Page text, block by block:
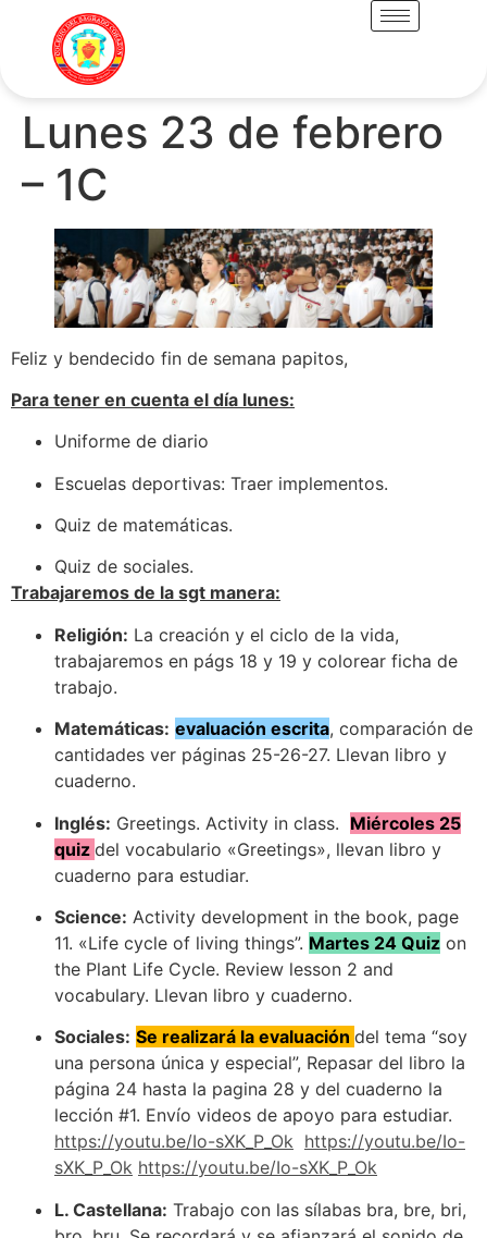
Lunes 23 de febrero
– 1C
Feliz y bendecido fin de semana papitos,
Para tener en cuenta el día lunes:
Uniforme de diario
Escuelas deportivas: Traer implementos.
Quiz de matemáticas.
Quiz de sociales.
Trabajaremos de la sgt manera:
Religión: La creación y el ciclo de la vida,
trabajaremos en págs 18 y 19 y colorear ficha de
trabajo.
Matemáticas: evaluación escrita, comparación de
cantidades ver páginas 25-26-27. Llevan libro y
cuaderno.
Inglés: Greetings. Activity in class. Miércoles 25
quiz del vocabulario «Greetings», llevan libro y
cuaderno para estudiar.
Science: Activity development in the book, page
11. «Life cycle of living things”. Martes 24 Quiz on
the Plant Life Cycle. Review lesson 2 and
vocabulary. Llevan libro y cuaderno.
Sociales: Se realizará la evaluación del tema “soy
una persona única y especial”, Repasar del libro la
página 24 hasta la pagina 28 y del cuaderno la
lección #1. Envío videos de apoyo para estudiar.
https://youtu.be/Io-sXK_P_Ok https://youtu.be/Io-
sXK_P_Ok https://youtu.be/Io-sXK_P_Ok
L. Castellana: Trabajo con las sílabas bra, bre, bri,